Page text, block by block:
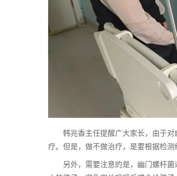
韩兆香主任提醒广大家长，由于
疗。但是，做不做治疗，是要根据检测
另外，需要注意的是，幽门螺杆